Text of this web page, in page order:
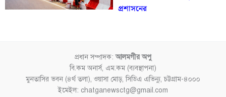
প্রশাসনের
প্রধান সম্পাদক:আলমগীর অপু
বি.কম অনার্স, এম.কম (ব্যবস্থাপনা)
মুনতাসির ভবন (৪র্থ তলা), ওয়াসা মোড়, সিডিএ এভিন্যু, চট্টগ্রাম-৪০০০
ইমেইল: chatganewsctg@gmail.com